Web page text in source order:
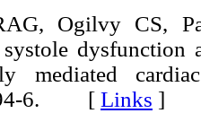
Ogilvy CS,
dysfunction
mediated
6. [ Links ]